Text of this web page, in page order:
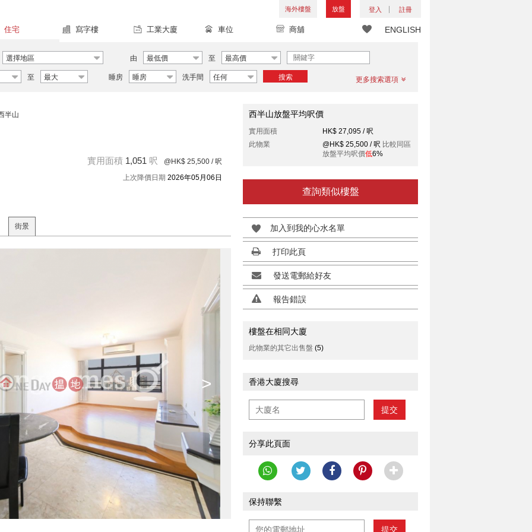
海外樓盤 放盤 登入 註冊
ENGLISH
住宅 寫字樓 工業大廈 車位 商舖
選擇地區 由 最低價 至 最高價
至 最大 睡房 睡房 洗手間 任何 搜索 更多搜索選項
半山
實用面積 1,051 呎 @HK$ 25,500 / 呎
上次降價日期 2026年05月06日
街景
>
西半山放盤平均呎價
實用面積
HK$ 27,095 / 呎
此物業
@HK$ 25,500 / 呎 比較同區
放盤平均呎價低6%
查詢類似樓盤
加入到我的心水名單
打印此頁
發送電郵給好友
報告錯誤
樓盤在相同大廈
此物業的其它出售盤 (5)
香港大廈搜尋
提交
分享此頁面
保持聯繫
提交